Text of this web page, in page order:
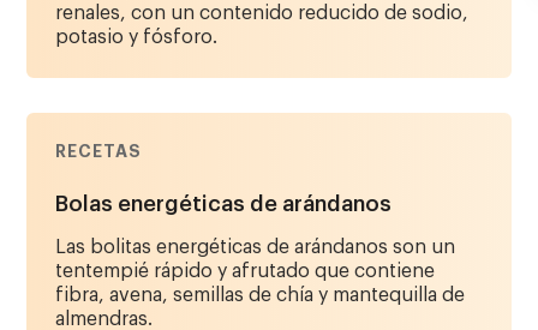
renales, con un contenido reducido de sodio,
potasio y fósforo.
RECETAS
Bolas energéticas de arándanos
Las bolitas energéticas de arándanos son un
tentempié rápido y afrutado que contiene
fibra, avena, semillas de chía y mantequilla de
almendras.